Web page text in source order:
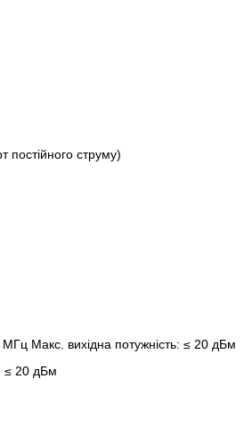
струму)
Макс. вихідна потужність: ≤ 20 дБм
≤ 20 дБм